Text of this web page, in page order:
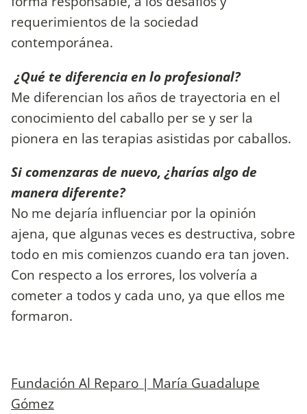
requerimientos de la sociedad
contemporánea.
¿Qué te diferencia en lo profesional?
Me diferencian los años de trayectoria en el
conocimiento del caballo per se y ser la
pionera en las terapias asistidas por caballos.
Si comenzaras de nuevo, ¿harías algo de
manera diferente?
No me dejaría influenciar por la opinión
ajena, que algunas veces es destructiva, sobre
todo en mis comienzos cuando era tan joven.
Con respecto a los errores, los volvería a
cometer a todos y cada uno, ya que ellos me
formaron.
Fundación Al Reparo | María Guadalupe
Gómez